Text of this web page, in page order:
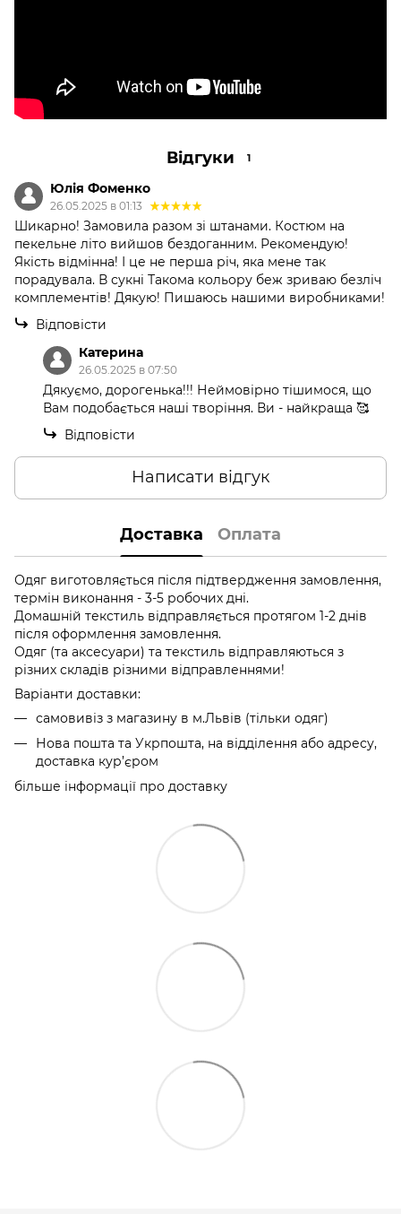
Відгуки 1
Юлія Фоменко
26.05.2025 в 01:13
Шикарно! Замовила разом зі штанами. Костюм на
пекельне літо вийшов бездоганним. Рекомендую!
Якість відмінна! І це не перша річ, яка мене так
порадувала. В сукні Такома кольору беж зриваю безліч
комплементів! Дякую! Пишаюсь нашими виробниками!
Відповісти
Катерина
26.05.2025 в 07:50
Дякуємо, дорогенька!!! Неймовірно тішимося, що
Вам подобається наші творіння. Ви - найкраща 🥰
Відповісти
Написати відгук
Доставка Оплата
Одяг виготовляється після підтвердження замовлення,
термін виконання - 3-5 робочих дні.
Домашній текстиль відправляється протягом 1-2 днів
після оформлення замовлення.
Одяг (та аксесуари) та текстиль відправляються з
різних складів різними відправленнями!
Варіанти доставки:
самовивіз з магазину в м.Львів (тільки одяг)
Нова пошта та Укрпошта, на відділення або адресу,
доставка кур’єром
більше інформації про доставку